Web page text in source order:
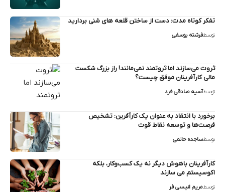
تفکر کوتاه‌ مدت: دست از ساختن قلعه های شنی بردارید
توسطفرشته یوسفی
ثروت می‌سازند اما ثروتمند نمی‌مانند! راز بزرگ شکست
مالی کارآفرینان موفق چیست؟
توسطآسیه صادقی فرد
برخورد با انتقاد به عنوان یک کارآفرین: تشخیص
فرصت‌ها و توسعه نقاط قوت
توسطساجده حاتمی
کارآفرینان باهوش دیگر نه یک کسب‌وکار، بلکه
اکوسیستم می سازند
توسطمریم انیسی فر